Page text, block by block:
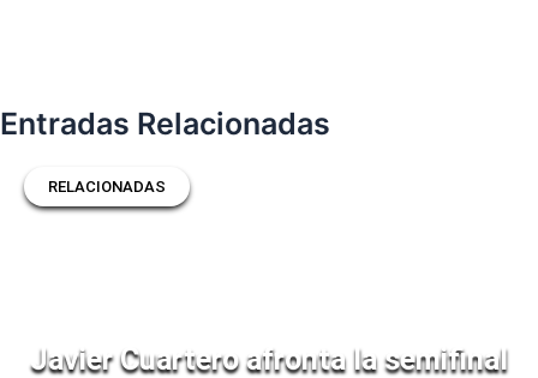
Entradas Relacionadas
RELACIONADAS
Javier Cuartero afronta la semifinal